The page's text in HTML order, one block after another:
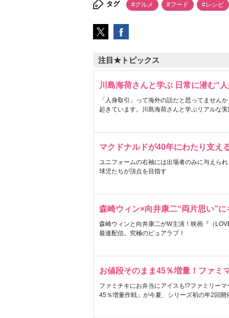
タグ #グルメ #フード #レシピ
注目★トピックス
川島海荷さんと学ぶ 日常に潜む“
「人身取引」って海外の話だと思ってません
起きています。川島海荷さんと学ぶリアルな
マクドナルドが40年にわたり支え
ユニフォームの右袖には出場者のみに与えら
球児たちが頂点を目指す
森崎ウィン×向井康二“両片思い”
森崎ウィンと向井康二がW主演！映画『（
最速配信。究極のピュアラブ！
お値段そのまま45％増量！ファミ
ファミチキにお弁当にアイスも!?ファミリー
45％増量作戦」が今夏、シリーズ初の年2回開